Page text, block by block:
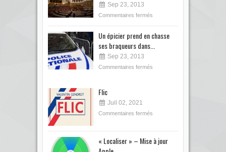
Sep 23, 2013
Commentaires fermés
Un épicier prend en chasse
ses braqueurs dans...
Sep 23, 2013
Commentaires fermés
Flic
Juil 02, 2021
Commentaires fermés
« Localiser » – Mise à jour